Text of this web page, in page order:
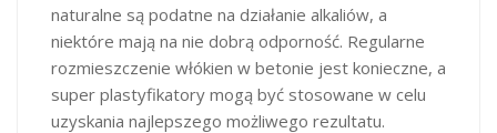
naturalne są podatne na działanie alkaliów, a
niektóre mają na nie dobrą odporność. Regularne
rozmieszczenie włókien w betonie jest konieczne, a
super plastyfikatory mogą być stosowane w celu
uzyskania najlepszego możliwego rezultatu.